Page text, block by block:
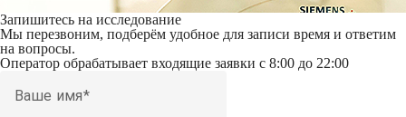
Запишитесь на исследование
Мы перезвоним, подберём удобное для записи время и ответим
на вопросы.
Оператор обрабатывает входящие заявки с 8:00 до 22:00
Ваше имя